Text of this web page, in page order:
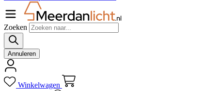
Zoeken
Annuleren
Winkelwagen